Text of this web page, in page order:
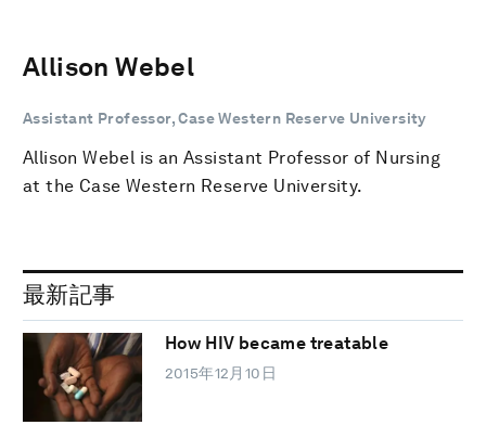
Allison Webel
Assistant Professor, Case Western Reserve University
Allison Webel is an Assistant Professor of Nursing
at the Case Western Reserve University.
最新記事
How HIV became treatable
2015年12月10日